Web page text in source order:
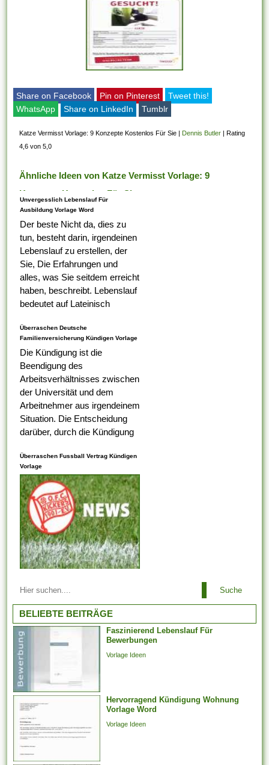
Share on Facebook Pin on Pinterest
Tweet this!
WhatsApp
Share on LinkedIn Tumblr
Katze Vermisst Vorlage: 9 Konzepte Kostenlos Für Sie | Dennis Butler |Rating
4,6 von 5,0
Ähnliche Ideen von Katze Vermisst Vorlage: 9
Konzepte Kostenlos Für Sie
Unvergesslich Lebenslauf Für
Ausbildung Vorlage Word
Der beste Nicht da, dies zu
tun, besteht darin, irgendeinen
Lebenslauf zu erstellen, der
Sie, Die Erfahrungen und
alles, was Sie seitdem erreicht
haben, beschreibt. Lebenslauf
bedeutet auf Lateinisch
Tabelle darauf ist,...
Überraschen Deutsche
Familienversicherung Kündigen Vorlage
Die Kündigung ist die
Beendigung des
Arbeitsverhältnisses zwischen
der Universität und dem
Arbeitnehmer aus irgendeinem
Situation. Die Entscheidung
darüber, durch die Kündigung
ungerecht ist , alternativ nicht,
liegt bei dem
Arbeitsaufsichtsbeamten oder
vom Ermessen des...
Überraschen Fussball Vertrag Kündigen
Vorlage
Arbeitgeber ist es es
untersagt, irgendeinen
Arbeitnehmer zu entlassen,
der aufgrund der Teilnahme an
Arbeitstreffen und der Layout
von Arbeitsforderungen
darüber hinaus -
verhandlungen, deren
Jahresabschluss noch
aussteht, bei weitem nicht
weiter arbeiten
möglicherweise. Er kann...
Suche
BELIEBTE BEITRÄGE
Faszinierend Lebenslauf Für
Bewerbungen
Vorlage Ideen
Hervorragend Kündigung Wohnung
Vorlage Word
Vorlage Ideen